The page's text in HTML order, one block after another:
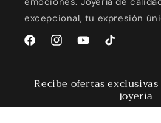
excepcional, tu expresión
FacebookInstagramYouTubeTikTok
Recibe ofertas
joyería